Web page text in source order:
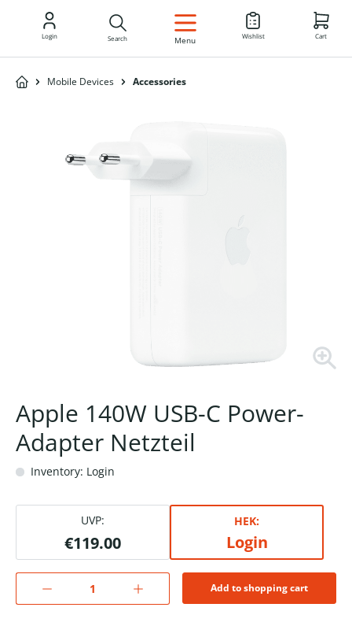
EN
Login Search Menu Wishlist Cart
Mobile Devices Accessories
Apple 140W USB-C Power-
Adapter Netzteil
Inventory: Login
UVP:
€119.00
HEK:
Login
Add to shopping cart